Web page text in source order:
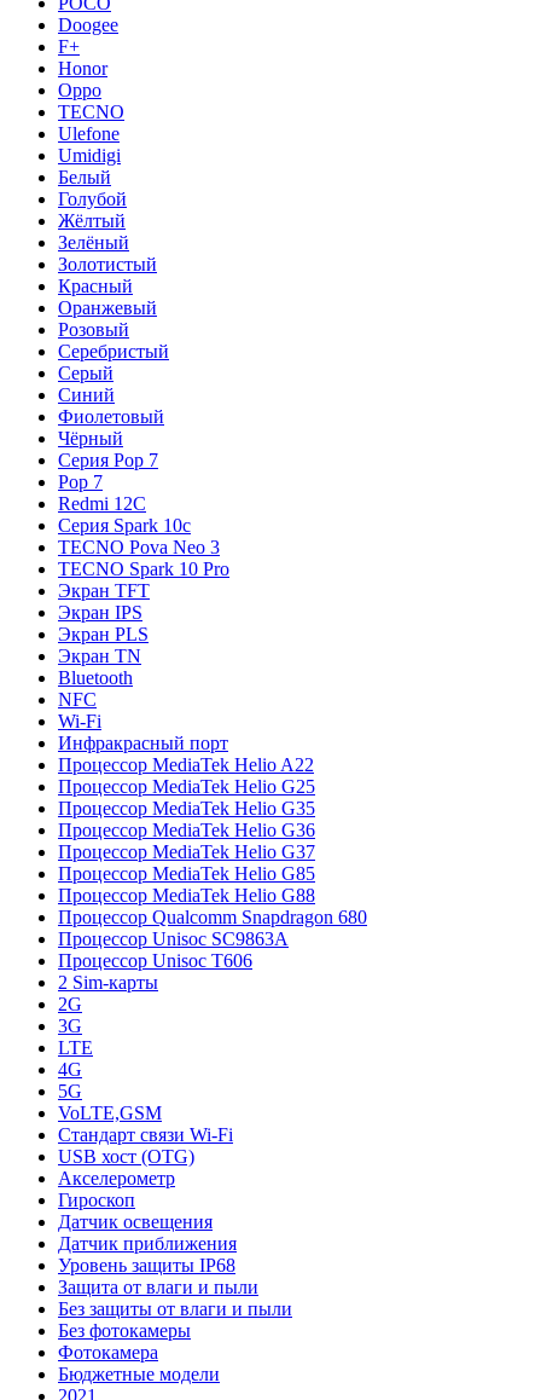
Doogee
F+
Honor
Oppo
TECNO
Ulefone
Umidigi
Белый
Голубой
Жёлтый
Зелёный
Золотистый
Красный
Оранжевый
Розовый
Серебристый
Серый
Синий
Фиолетовый
Чёрный
Серия Pop 7
Pop 7
Redmi 12C
Серия Spark 10c
TECNO Pova Neo 3
TECNO Spark 10 Pro
Экран TFT
Экран IPS
Экран PLS
Экран TN
Bluetooth
NFC
Wi-Fi
Инфракрасный порт
Процессор MediaTek Helio A22
Процессор MediaTek Helio G25
Процессор MediaTek Helio G35
Процессор MediaTek Helio G36
Процессор MediaTek Helio G37
Процессор MediaTek Helio G85
Процессор MediaTek Helio G88
Процессор Qualcomm Snapdragon 680
Процессор Unisoc SC9863A
Процессор Unisoc T606
2 Sim-карты
2G
3G
LTE
4G
5G
VoLTE,GSM
Стандарт связи Wi-Fi
USB хост (OTG)
Акселерометр
Гироскоп
Датчик освещения
Датчик приближения
Уровень защиты IP68
Защита от влаги и пыли
Без защиты от влаги и пыли
Без фотокамеры
Фотокамера
Бюджетные модели
2021